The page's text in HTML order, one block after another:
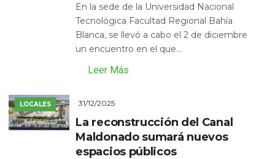
En la sede de la Universidad Nacional
Tecnológica Facultad Regional Bahía
Blanca, se llevó a cabo el 2 de diciembre
un encuentro en el que...
Leer Más
LOCALES 31/12/2025
La reconstrucción del Canal
Maldonado sumará nuevos
espacios públicos